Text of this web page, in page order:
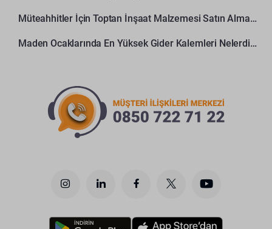
Müteahhitler İçin Toptan İnşaat Malzemesi Satın Alma Rehberi
Maden Ocaklarında En Yüksek Gider Kalemleri Nelerdir?